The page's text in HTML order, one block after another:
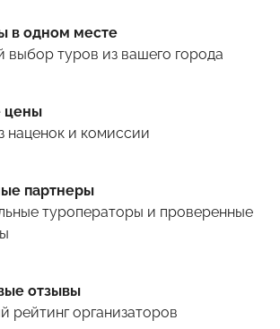
в одном месте
выбор туров из вашего города
цены
наценок и комиссии
партнеры
туроператоры и проверенные
отзывы
рейтинг организаторов